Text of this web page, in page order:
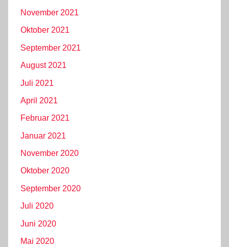
November 2021
Oktober 2021
September 2021
August 2021
Juli 2021
April 2021
Februar 2021
Januar 2021
November 2020
Oktober 2020
September 2020
Juli 2020
Juni 2020
Mai 2020